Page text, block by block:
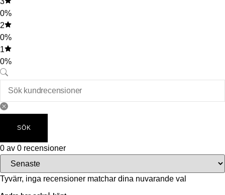
0%
2
0%
1
0%
SÖK
0 av 0 recensioner
Tyvärr, inga recensioner matchar dina nuvarande val